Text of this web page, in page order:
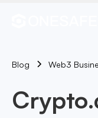
Blog Web3